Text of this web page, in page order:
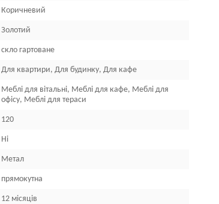
Коричневий
Золотий
скло гартоване
Для квартири, Для будинку, Для кафе
Меблі для вітальні, Меблі для кафе, Меблі для
офісу, Меблі для тераси
120
Ні
Метал
прямокутна
12 місяців